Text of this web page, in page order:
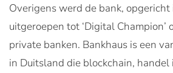
Overigens werd de bank,
uitgeroepen tot ‘Digital Champion’
private banken. Bankhaus is een
in Duitsland die blockchain,